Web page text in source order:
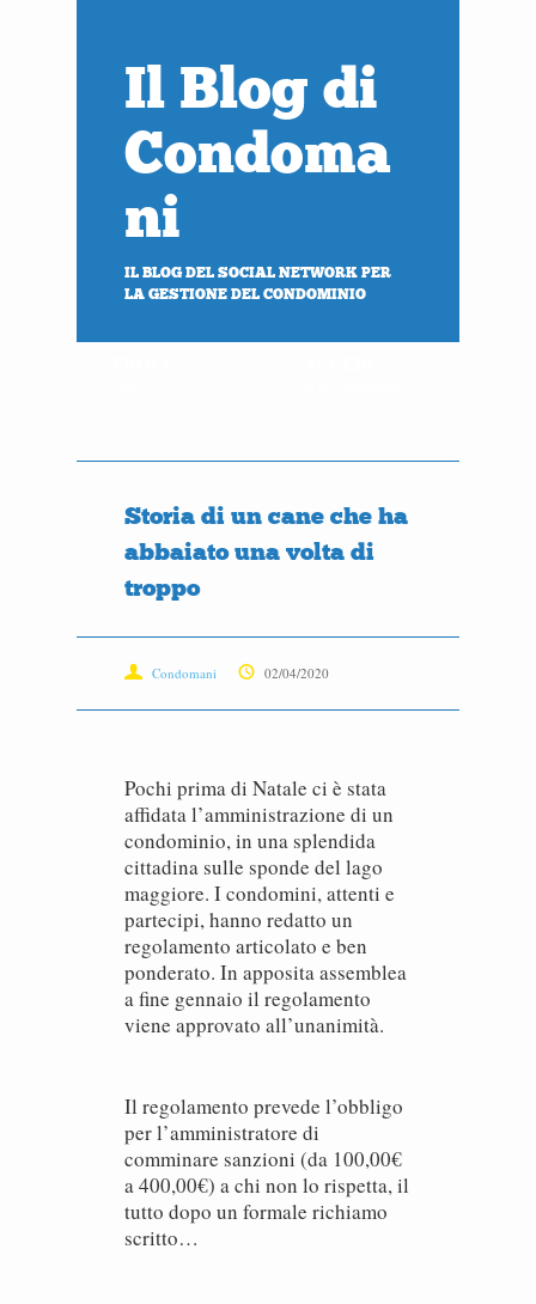
Il Blog di
Condoma
ni
IL BLOG DEL SOCIAL NETWORK PER
LA GESTIONE DEL CONDOMINIO
Storia di un cane che ha
abbaiato una volta di
troppo
Condomani 02/04/2020
Pochi prima di Natale ci è stata
affidata l’amministrazione di un
condominio, in una splendida
cittadina sulle sponde del lago
maggiore. I condomini, attenti e
partecipi, hanno redatto un
regolamento articolato e ben
ponderato. In apposita assemblea
a fine gennaio il regolamento
viene approvato all’unanimità.
Il regolamento prevede l’obbligo
per l’amministratore di
comminare sanzioni (da 100,00€
a 400,00€) a chi non lo rispetta, il
tutto dopo un formale richiamo
scritto…